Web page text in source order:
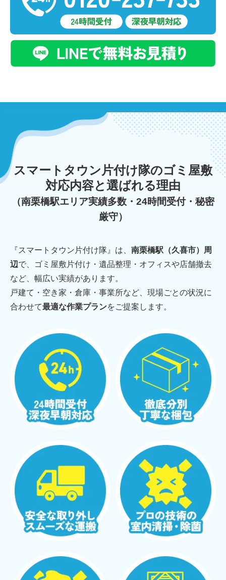
スマートタウン片付け隊のゴミ屋敷
対応内容と選ばれる理由
（南栗橋駅エリア実績多数・24時間受付・秘密
厳守）
『スマートタウン片付け隊』は、 南栗橋駅（久喜市）周
辺で、ゴミ屋敷片付け・遺品整理・オフィスや店舗撤去
など、幅広い実績があります。
戸建て・空き家・倉庫・事業所など、現場ごとの状況に
合わせて最適な作業プランをご提案します。